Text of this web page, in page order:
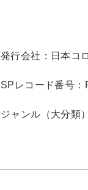
発行会社： 日本コ
SPレコード番号：
ジャンル（大分類